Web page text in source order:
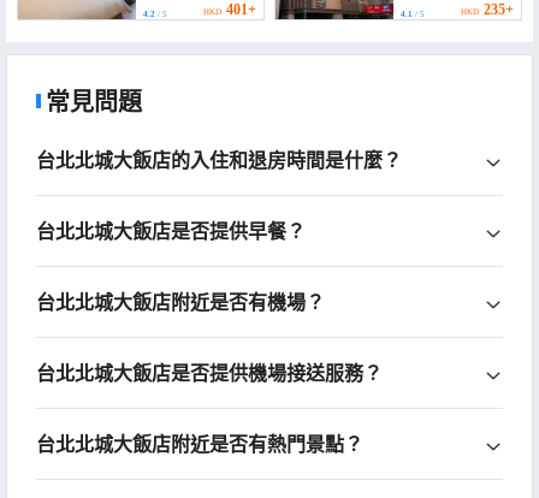
4.2 / 5 HKD 401+ 4.1/ 5 HKD 235+
常見問題
台北北城大飯店的入住和退房時間是什麼？
台北北城大飯店是否提供早餐？
台北北城大飯店附近是否有機場？
台北北城大飯店是否提供機場接送服務？
台北北城大飯店附近是否有熱門景點？